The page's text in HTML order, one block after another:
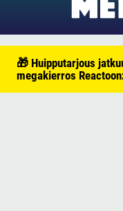
🎁 Huipputarjous
megakierros